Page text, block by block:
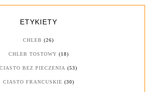
ETYKIETY
CHLEB (26)
CHLEB TOSTOWY (18)
CIASTO BEZ PIECZENIA (53)
CIASTO FRANCUSKIE (30)